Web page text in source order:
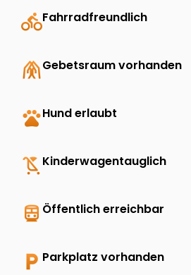
directions_bikeFahrradfreundlich
folded_handsGebetsraum vorhanden
petsHund erlaubt
child_friendly Kinderwagentauglich
directions_transit Öffentlich erreichbar
local_parking Parkplatz vorhanden